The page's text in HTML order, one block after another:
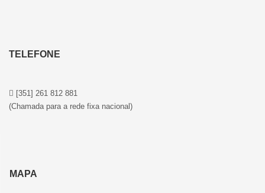
TELEFONE
[351] 261 812 881
(Chamada para a rede fixa nacional)
MAPA